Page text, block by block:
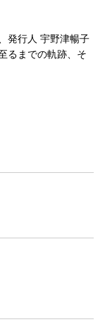
発行人 宇野津暢子
るまでの軌跡、そ